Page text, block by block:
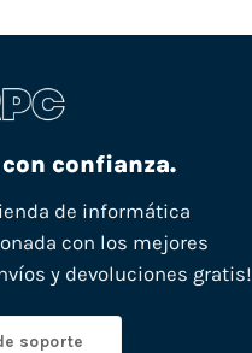
confianza.
de informática
con los mejores
y devoluciones gratis!
soporte